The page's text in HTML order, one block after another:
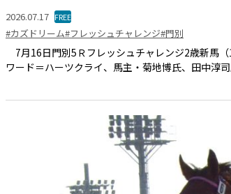
2026.07.17 FREE
#カズドリーム#フレッシュチャレンジ#門別
7月16日門別5Ｒフレッシュチャレンジ2歳新馬
ワード＝ハーツクライ、馬主・菊地博氏、田中淳